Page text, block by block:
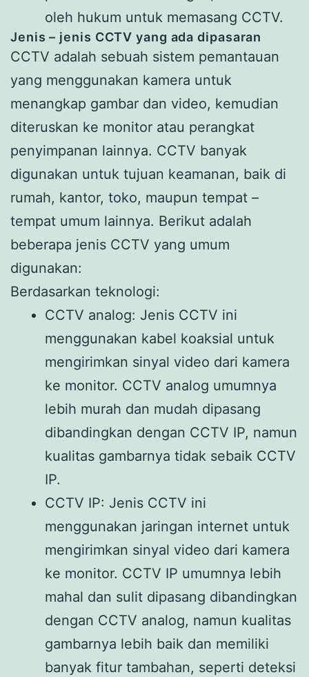
oleh hukum untuk memasang CCTV.
Jenis – jenis CCTV yang ada dipasaran
CCTV adalah sebuah sistem pemantauan
yang menggunakan kamera untuk
menangkap gambar dan video, kemudian
diteruskan ke monitor atau perangkat
penyimpanan lainnya. CCTV banyak
digunakan untuk tujuan keamanan, baik di
rumah, kantor, toko, maupun tempat –
tempat umum lainnya. Berikut adalah
beberapa jenis CCTV yang umum
digunakan:
Berdasarkan teknologi:
CCTV analog: Jenis CCTV ini
menggunakan kabel koaksial untuk
mengirimkan sinyal video dari kamera
ke monitor. CCTV analog umumnya
lebih murah dan mudah dipasang
dibandingkan dengan CCTV IP, namun
kualitas gambarnya tidak sebaik CCTV
IP.
CCTV IP: Jenis CCTV ini
menggunakan jaringan internet untuk
mengirimkan sinyal video dari kamera
ke monitor. CCTV IP umumnya lebih
mahal dan sulit dipasang dibandingkan
dengan CCTV analog, namun kualitas
gambarnya lebih baik dan memiliki
banyak fitur tambahan, seperti deteksi